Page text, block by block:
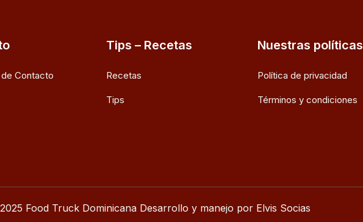
de Contacto
Tips – Recetas
Recetas
Tips
Nuestras políticas
Política de privacidad
Términos y condiciones
Food Truck Dominicana Desarrollo y manejo por Elvis Socias